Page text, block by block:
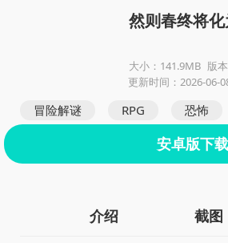
然则春终将
大小：141.9MB 版
更新时间：2026-06-
冒险解谜 RPG 恐怖
安卓版下载
介绍 截图